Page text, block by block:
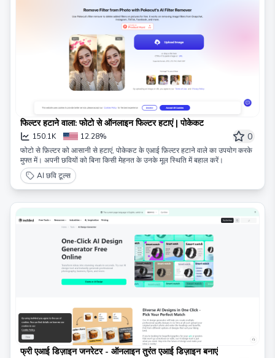
फिल्टर हटाने वाला: फोटो से ऑनलाइन फिल्टर हटाएं | पोकेकट
150.1K 12.28% 0
फोटो से फ़िल्टर को आसानी से हटाएं, पोकेकट के एआई फ़िल्टर हटाने वाले का उपयोग करके
मुफ्त में। अपनी छवियों को बिना किसी मेहनत के उनके मूल स्थिति में बहाल करें।
AI छवि टूल्स
फ्री एआई डिज़ाइन जनरेटर - ऑनलाइन तुरंत एआई डिज़ाइन बनाएं